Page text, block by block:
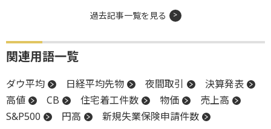
過去記事一覧を見る
関連用語一覧
ダウ平均 日経平均先物 夜間取引
決算発表
高値
CB 住宅着工件数 物価
売上高
S&P500
円高
新規失業保険申請件数